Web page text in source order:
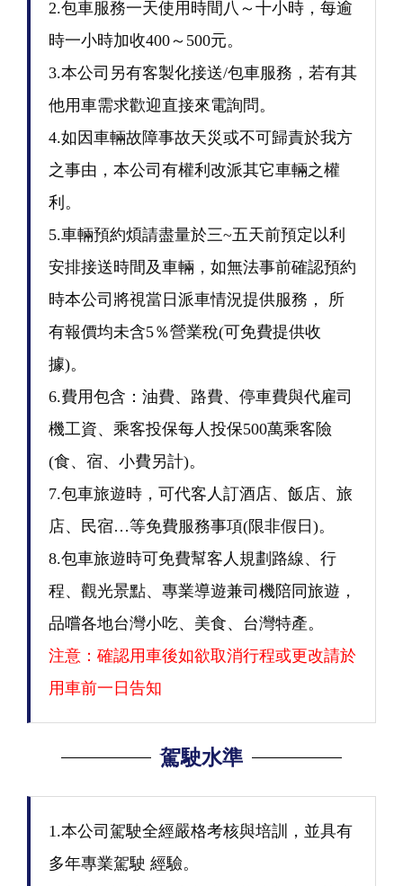
2.包車服務一天使用時間八～十小時，每逾
時一小時加收400～500元。
3.本公司另有客製化接送/包車服務，若有其
他用車需求歡迎直接來電詢問。
4.如因車輛故障事故天災或不可歸責於我方
之事由，本公司有權利改派其它車輛之權
利。
5.車輛預約煩請盡量於三~五天前預定以利
安排接送時間及車輛，如無法事前確認預約
時本公司將視當日派車情況提供服務， 所
有報價均未含5％營業稅(可免費提供收
據)。
6.費用包含：油費、路費、停車費與代雇司
機工資、乘客投保每人投保500萬乘客險
(食、宿、小費另計)。
7.包車旅遊時，可代客人訂酒店、飯店、旅
店、民宿…等免費服務事項(限非假日)。
8.包車旅遊時可免費幫客人規劃路線、行
程、觀光景點、專業導遊兼司機陪同旅遊，
品嚐各地台灣小吃、美食、台灣特產。
注意：確認用車後如欲取消行程或更改請於
用車前一日告知
駕駛水準
1.本公司駕駛全經嚴格考核與培訓，並具有
多年專業駕駛 經驗。